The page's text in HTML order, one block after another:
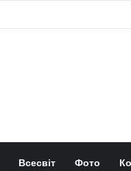
Всесвіт Фото